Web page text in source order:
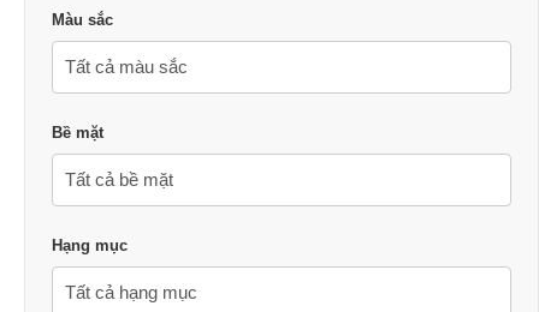
Màu sắc
Bề mặt
Hạng mục